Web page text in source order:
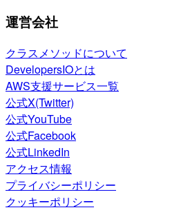
運営会社
クラスメソッドについて
DevelopersIOとは
AWS支援サービス一覧
公式X(Twitter)
公式YouTube
公式Facebook
公式LinkedIn
アクセス情報
プライバシーポリシー
クッキーポリシー